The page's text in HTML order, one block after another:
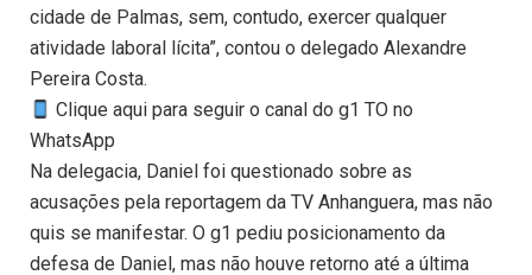
cidade de Palmas, sem, contudo, exercer qualquer
atividade laboral lícita”, contou o delegado Alexandre
Pereira Costa.
Clique aqui para seguir o canal do g1 TO no
WhatsApp
Na delegacia, Daniel foi questionado sobre as
acusações pela reportagem da TV Anhanguera, mas não
quis se manifestar. O g1 pediu posicionamento da
defesa de Daniel, mas não houve retorno até a última